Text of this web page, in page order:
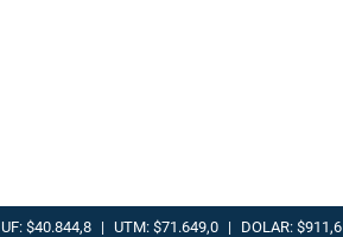
UF: $40.844,8 | UTM: $71.649,0 |
DOLAR: $911,6